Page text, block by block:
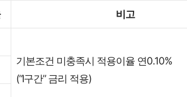
비고
기본조건 미충족시 적용이율 연0.10%
(“Ⅰ구간” 금리 적용)